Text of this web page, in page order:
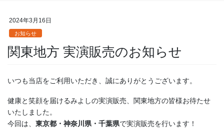
2024年3月16日
お知らせ
関東地方 実演販売のお知らせ
いつも当店をご利用いただき、誠にありがとうございます。
健康と笑顔を届けるみよしの実演販売、関東地方の皆様お待たせ
いたしました。
今回は、 東京都・神奈川県・千葉県で実演販売を行います！